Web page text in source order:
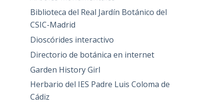
Biblioteca del Real Jardín Botánico del
CSIC-Madrid
Dioscórides interactivo
Directorio de botánica en internet
Garden History Girl
Herbario del IES Padre Luis Coloma de
Cádiz